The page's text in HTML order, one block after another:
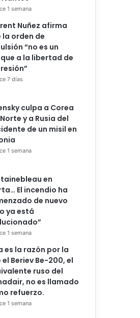
1 semana
Nuñez afirma
la orden de
“no es un
a la libertad de
7 días
culpa a Corea
y a Rusia del
de un misil en
1 semana
en
El incendio ha
de nuevo
ya está
1 semana
es la razón por la
el Beriev Be-200, el
ruso del
no es llamado
refuerzo.
1 semana